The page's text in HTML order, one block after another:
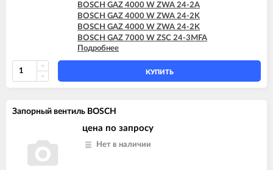
BOSCH GAZ 4000 W ZWA 24-2A
BOSCH GAZ 4000 W ZWA 24-2K
BOSCH GAZ 4000 W ZWA 24-2K
BOSCH GAZ 7000 W ZSC 24-3MFA
BOSCH GAZ 7000 W ZSC 24-3MFK
BOSCH GAZ 7000 W ZSC 35-3MFA
BOSCH GAZ 7000 W ZWC 24-3MFA
BOSCH GAZ 7000 W ZWC 24-3MFK
BOSCH GAZ 7000 W ZWC 35-3MFA
Подробнее
КУПИТЬ
Запорный вентиль BOSCH
цена по запросу
Нет в наличии